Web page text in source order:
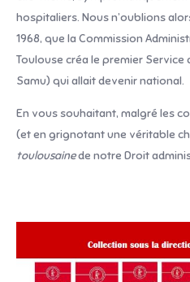
hospitaliers. Nous n’oublions
1968, que la Commission
Toulouse créa le premier Service
Samu) qui allait devenir national.
En vous souhaitant, malgré les
(et en grignotant une véritable
toulousainede notre Droit